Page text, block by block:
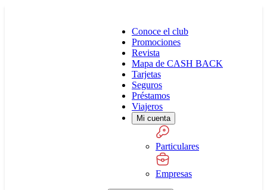
Conoce el club
Promociones
Revista
Mapa de CASH BACK
Tarjetas
Seguros
Préstamos
Viajeros
Mi cuenta
Particulares
Empresas